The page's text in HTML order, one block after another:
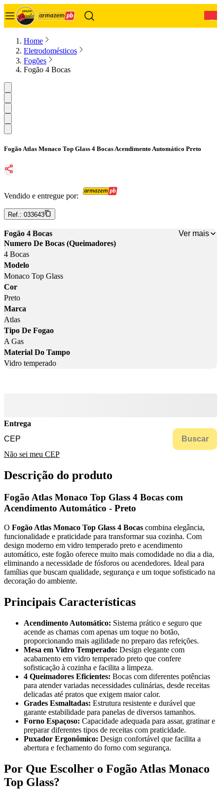
Home
Eletrodomésticos
Fogões
Fogão 4 Bocas
Fogão Atlas Monaco Top Glass 4 Bocas Acendimento Automático Preto
Vendido e entregue por:
Ref.: 033643
Fogão 4 Bocas
Ver mais
Numero De Bocas (Queimadores)
4 Bocas
Modelo
Monaco Top Glass
Cor
Preto
Marca
Atlas
Tipo De Fogao
A Gas
Material Do Tampo
Vidro temperado
Entrega
Buscar
Não sei meu CEP
Descrição do produto
Fogão Atlas Monaco Top Glass 4 Bocas com
Acendimento Automático - Preto
O Fogão Atlas Monaco Top Glass 4 Bocas combina elegância,
funcionalidade e praticidade para transformar sua cozinha. Com
design moderno em vidro temperado preto e acendimento
automático, este fogão oferece muito mais comodidade no dia a dia,
eliminando a necessidade de fósforos ou acendedores. Ideal para
famílias que buscam qualidade, segurança e um toque sofisticado na
decoração do ambiente.
Principais Características
Acendimento Automático: Sistema prático e seguro que
acende as chamas com apenas um toque no botão,
proporcionando mais agilidade no preparo das refeições.
Mesa em Vidro Temperado: Design elegante com
acabamento em vidro temperado preto que confere
sofisticação à cozinha e facilita a limpeza.
4 Queimadores Eficientes: Bocas com diferentes potências
para atender variadas necessidades culinárias, desde receitas
delicadas até pratos que exigem maior calor.
Grades Esmaltadas: Estrutura resistente e durável que
garante estabilidade para panelas de diversos tamanhos.
Forno Espaçoso: Capacidade adequada para assar, gratinar e
preparar diferentes tipos de receitas com praticidade.
Puxador Ergonômico: Design confortável que facilita a
abertura e fechamento do forno com segurança.
Por Que Escolher o Fogão Atlas Monaco
Top Glass?